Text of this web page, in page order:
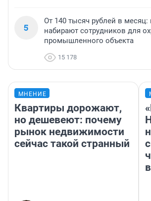
5
От 140 тысяч рублей в
набирают сотрудников для
промышленного объекта
15 178
МНЕНИЕ
Квартиры дорожают,
но дешевеют: почему
рынок недвижимости
сейчас такой странный